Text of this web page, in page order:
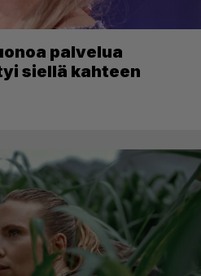
palvelua
siellä kahteen